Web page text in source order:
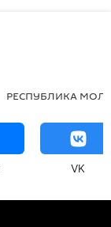
РЕСПУБЛИКА
VK